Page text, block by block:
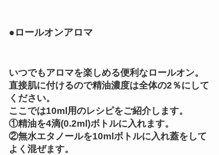
●ロールオンアロマ
いつでもアロマを楽しめる便利なロールオン。
直接肌に付けるので精油濃度は全体の2％にして
ください。
ここでは10ml用のレシピをご紹介します。
①精油を4滴(0.2ml)ボトルに入れます。
②無水エタノールを10mlボトルに入れ蓋をして
よく混ぜます。